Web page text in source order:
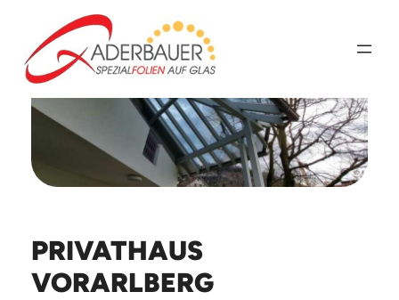
Inhalt
springen
PRIVATHAUS
VORARLBERG